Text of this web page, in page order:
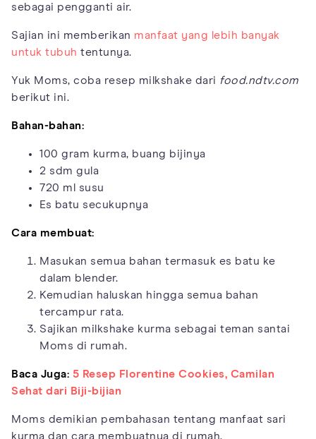
sebagai pengganti air.
Sajian ini memberikan manfaat yang lebih banyak
untuk tubuh tentunya.
Yuk Moms, coba resep milkshake dari food.ndtv.com
berikut ini.
Bahan-bahan:
100 gram kurma, buang bijinya
2 sdm gula
720 ml susu
Es batu secukupnya
Cara membuat:
Masukan semua bahan termasuk es batu ke
dalam blender.
Kemudian haluskan hingga semua bahan
tercampur rata.
Sajikan milkshake kurma sebagai teman santai
Moms di rumah.
Baca Juga: 5 Resep Florentine Cookies, Camilan
Sehat dari Biji-bijian
Moms demikian pembahasan tentang manfaat sari
kurma dan cara membuatnya di rumah.